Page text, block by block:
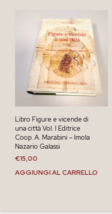
Libro Figure e vicende di
una città Vol. I Editrice
Coop. A. Marabini – Imola
Nazario Galassi
€15,00
AGGIUNGI AL CARRELLO